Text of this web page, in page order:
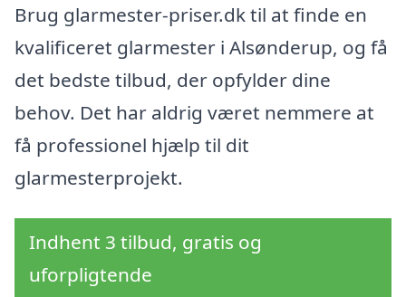
Brug glarmester-priser.dk til at finde en
kvalificeret glarmester i Alsønderup, og få
det bedste tilbud, der opfylder dine
behov. Det har aldrig været nemmere at
få professionel hjælp til dit
glarmesterprojekt.
Indhent 3 tilbud, gratis og
uforpligtende